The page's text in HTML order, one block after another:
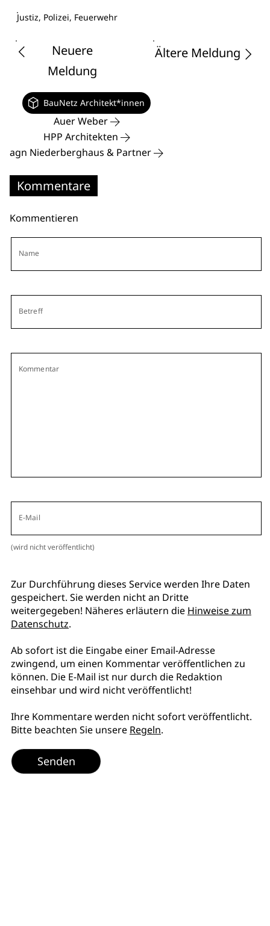
Justiz, Polizei, Feuerwehr
Neuere
Meldung
Ältere Meldung
BauNetz Architekt*innen
Auer Weber
HPP Architekten
agn Niederberghaus & Partner
Kommentare
Kommentieren
Name
Betreff
Kommentar
E-Mail
(wird nicht veröffentlicht)
Zur Durchführung dieses Service werden Ihre Daten
gespeichert. Sie werden nicht an Dritte
weitergegeben! Näheres erläutern die Hinweise zum
Datenschutz.
Ab sofort ist die Eingabe einer Email-Adresse
zwingend, um einen Kommentar veröffentlichen zu
können. Die E-Mail ist nur durch die Redaktion
einsehbar und wird nicht veröffentlicht!
Ihre Kommentare werden nicht sofort veröffentlicht.
Bitte beachten Sie unsere Regeln.
Senden